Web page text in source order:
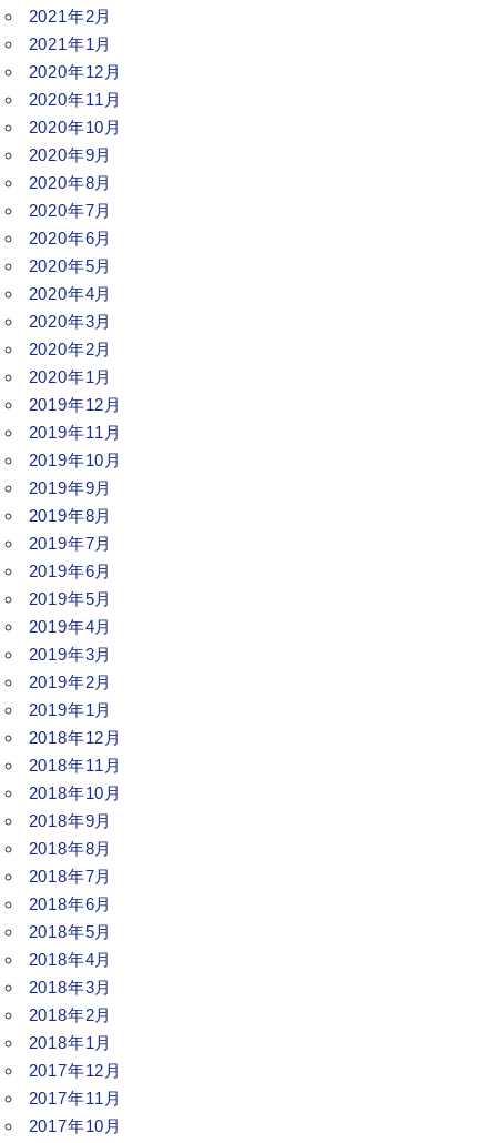
2021年2月
2021年1月
2020年12月
2020年11月
2020年10月
2020年9月
2020年8月
2020年7月
2020年6月
2020年5月
2020年4月
2020年3月
2020年2月
2020年1月
2019年12月
2019年11月
2019年10月
2019年9月
2019年8月
2019年7月
2019年6月
2019年5月
2019年4月
2019年3月
2019年2月
2019年1月
2018年12月
2018年11月
2018年10月
2018年9月
2018年8月
2018年7月
2018年6月
2018年5月
2018年4月
2018年3月
2018年2月
2018年1月
2017年12月
2017年11月
2017年10月